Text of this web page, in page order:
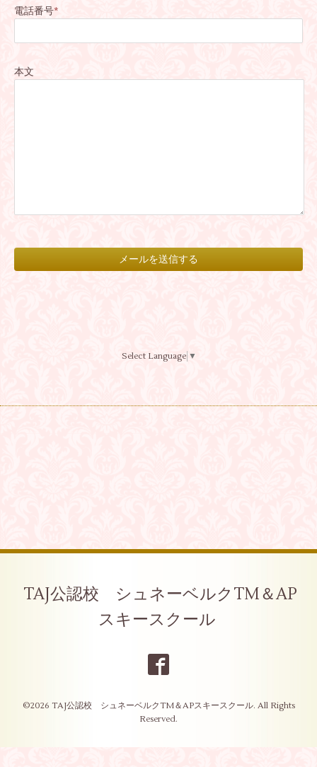
電話番号*
本文
Select Language ▼
TAJ公認校 シュネーベルクTM＆AP
スキースクール
©2026 TAJ公認校 シュネーベルクTM＆APスキースクール. All Rights
Reserved.